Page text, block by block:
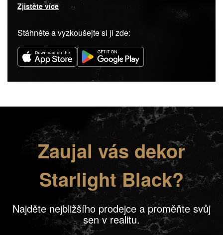
Zjistěte více
Stáhněte a vyzkoušejte si ji zde:
Zaujal vás dekor
Starlight Black?
Najděte nejbližšího prodejce a proměňte svůj
sen v realitu.